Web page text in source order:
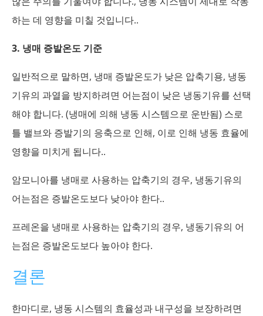
하는 데 영향을 미칠 것입니다..
3. 냉매 증발온도 기준
일반적으로 말하면, 냉매 증발온도가 낮은 압축기용, 냉동
기유의 과열을 방지하려면 어는점이 낮은 냉동기유를 선택
해야 합니다. (냉매에 의해 냉동 시스템으로 운반됨) 스로
틀 밸브와 증발기의 응축으로 인해, 이로 인해 냉동 효율에
영향을 미치게 됩니다..
암모니아를 냉매로 사용하는 압축기의 경우, 냉동기유의
어는점은 증발온도보다 낮아야 한다..
프레온을 냉매로 사용하는 압축기의 경우, 냉동기유의 어
는점은 증발온도보다 높아야 한다.
결론
한마디로, 냉동 시스템의 효율성과 내구성을 보장하려면